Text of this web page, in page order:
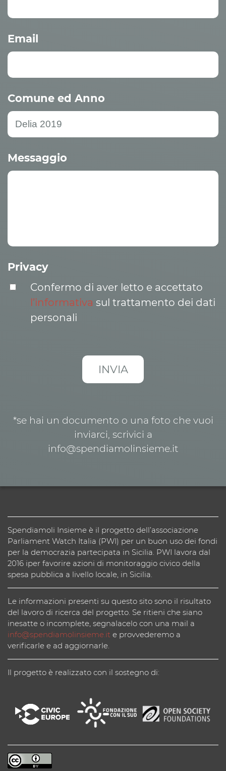
Email
Comune ed Anno
Messaggio
Privacy
Confermo di aver letto e accettato
l’informativa sul trattamento dei dati
personali
*se hai un documento o una foto che vuoi
inviarci, scrivici a
info@spendiamolinsieme.it
Spendiamoli Insieme è il progetto dell’associazione
Parliament Watch Italia (PWI) per un buon uso dei fondi
per la democrazia partecipata in Sicilia. PWI lavora dal
2016 iper favorire azioni di monitoraggio civico della
spesa pubblica a livello locale, in Sicilia.
Le informazioni presenti su questo sito sono il risultato
del lavoro di ricerca del progetto. Se ritieni che siano
inesatte o incomplete, segnalacelo con una mail a
info@spendiamolinsieme.it e provvederemo a
verificarle e ad aggiornarle.
Il progetto è realizzato con il sostegno di: